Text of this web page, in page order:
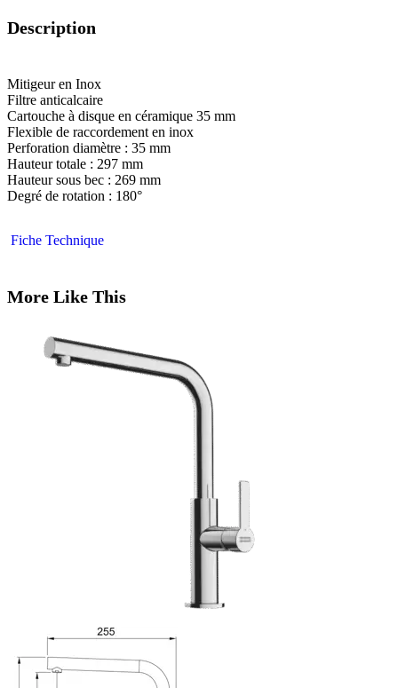
Description
Mitigeur en Inox
Filtre anticalcaire
Cartouche à disque en céramique 35 mm
Flexible de raccordement en inox
Perforation diamètre : 35 mm
Hauteur totale : 297 mm
Hauteur sous bec : 269 mm
Degré de rotation : 180°
Fiche Technique
More Like This